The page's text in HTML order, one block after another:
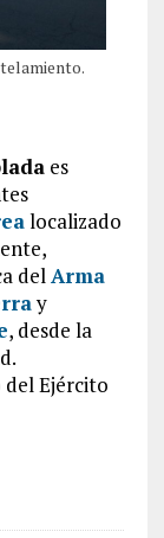
es
localizado
delArma
y
, desde la
Ejército